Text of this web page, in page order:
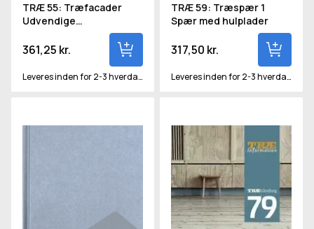
TRÆ 55: Træfacader
Udvendige
bræddebeklædninger
361,25 kr.
Leveres inden for 2-3 hverdage
TRÆ 59: Træspær 1
Spær med hulplader
317,50 kr.
Leveres inden for 2-3 hverdage